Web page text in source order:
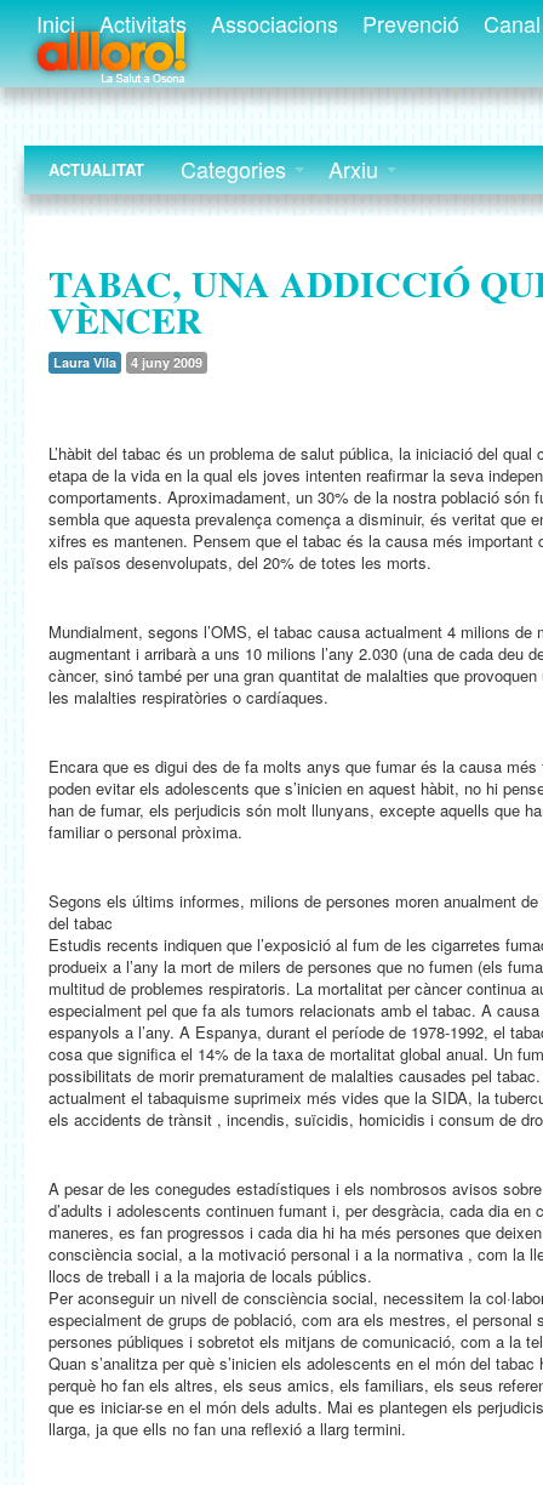
Inici Activitats Associacions Prevenció
ACTUALITAT Categories Arxiu
TABAC, UNA ADDICCIÓ
VÈNCER
Laura Vila 4 juny 2009
L’hàbit del tabac és un problema de salut pública, la iniciació del qual
etapa de la vida en la qual els joves intenten reafirmar la seva
comportaments. Aproximadament, un 30% de la nostra població són
sembla que aquesta prevalença comença a disminuir, és veritat que
xifres es mantenen. Pensem que el tabac és la causa més important
els països desenvolupats, del 20% de totes les morts.
Mundialment, segons l’OMS, el tabac causa actualment 4 milions de
augmentant i arribarà a uns 10 milions l’any 2.030 (una de cada deu
càncer, sinó també per una gran quantitat de malalties que
les malalties respiratòries o cardíaques.
Encara que es digui des de fa molts anys que fumar és la causa
poden evitar els adolescents que s’inicien en aquest hàbit, no hi
han de fumar, els perjudicis són molt llunyans, excepte aquells que
familiar o personal pròxima.
Segons els últims informes, milions de persones moren anualment
del tabac
Estudis recents indiquen que l’exposició al fum de les cigarretes
produeix a l’any la mort de milers de persones que no fumen (els
multitud de problemes respiratoris. La mortalitat per càncer continua
especialment pel que fa als tumors relacionats amb el tabac. A
espanyols a l’any. A Espanya, durant el període de 1978-1992, el
cosa que significa el 14% de la taxa de mortalitat global anual. Un
possibilitats de morir prematurament de malalties causades pel
actualment el tabaquisme suprimeix més vides que la SIDA, la
els accidents de trànsit , incendis, suïcidis, homicidis i consum de
A pesar de les conegudes estadístiques i els nombrosos avisos
d’adults i adolescents continuen fumant i, per desgràcia, cada dia en
maneres, es fan progressos i cada dia hi ha més persones que
consciència social, a la motivació personal i a la normativa , com la
llocs de treball i a la majoria de locals públics.
Per aconseguir un nivell de consciència social, necessitem la
especialment de grups de població, com ara els mestres, el
persones públiques i sobretot els mitjans de comunicació, com a la
Quan s’analitza per què s’inicien els adolescents en el món del
perquè ho fan els altres, els seus amics, els familiars, els seus
que es iniciar-se en el món dels adults. Mai es plantegen els
llarga, ja que ells no fan una reflexió a llarg termini.